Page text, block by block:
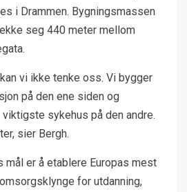
i Drammen. Bygningsmassen
seg 440 meter mellom
vi ikke tenke oss. Vi bygger
på den ene siden og
sykehus på den andre.
sier Bergh.
mål er å etablere Europas mest
for utdanning,